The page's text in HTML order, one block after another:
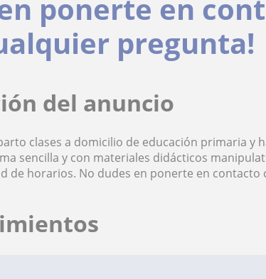
ponerte en
pregunta!
del anuncio
clases a domicilio de educación primaria y
sencilla y con materiales didácticos
de horarios. No dudes en ponerte en contacto